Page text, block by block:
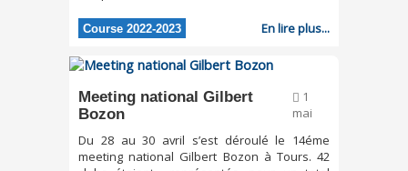
Course 2022-2023 En lire plus...
Meeting national Gilbert
Bozon
1
mai
Du 28 au 30 avril s’est déroulé le 14éme
meeting national Gilbert Bozon à Tours. 42